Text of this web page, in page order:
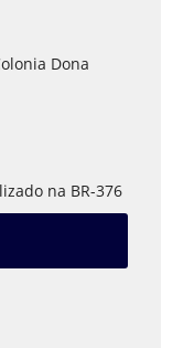
Dona
na BR-376
32,116
investidores.